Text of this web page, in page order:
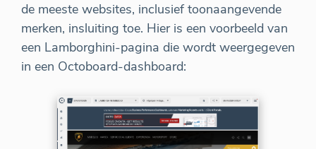
de meeste websites, inclusief toonaangevende
merken, insluiting toe. Hier is een voorbeeld van
een Lamborghini-pagina die wordt weergegeven
in een Octoboard-dashboard: